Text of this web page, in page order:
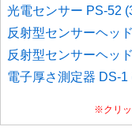
光電センサー PS-52
反射型センサーヘッ
反射型センサーヘッ
電子厚さ測定器 DS-1
※クリッ